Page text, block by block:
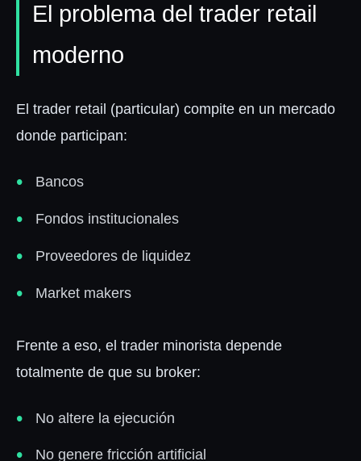
El problema del trader retail
moderno
El trader retail (particular) compite en un mercado
donde participan:
Bancos
Fondos institucionales
Proveedores de liquidez
Market makers
Frente a eso, el trader minorista depende
totalmente de que su broker:
No altere la ejecución
No genere fricción artificial